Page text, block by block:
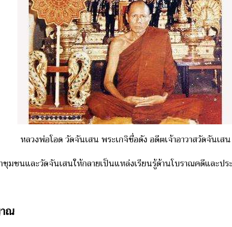
หลวงพ่อโอด วัดจันเสน พระเกจิชื่อดัง อดีตเจ้าอาวาสวัดจันเสน
มชนและวัดจันเสนให้กลายเป็นแหล่งเรียนรู้ด้านโบราณคดีและป
ณ